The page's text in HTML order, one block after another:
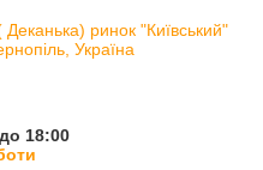
Деканька) ринок "Київський"
Україна
18:00